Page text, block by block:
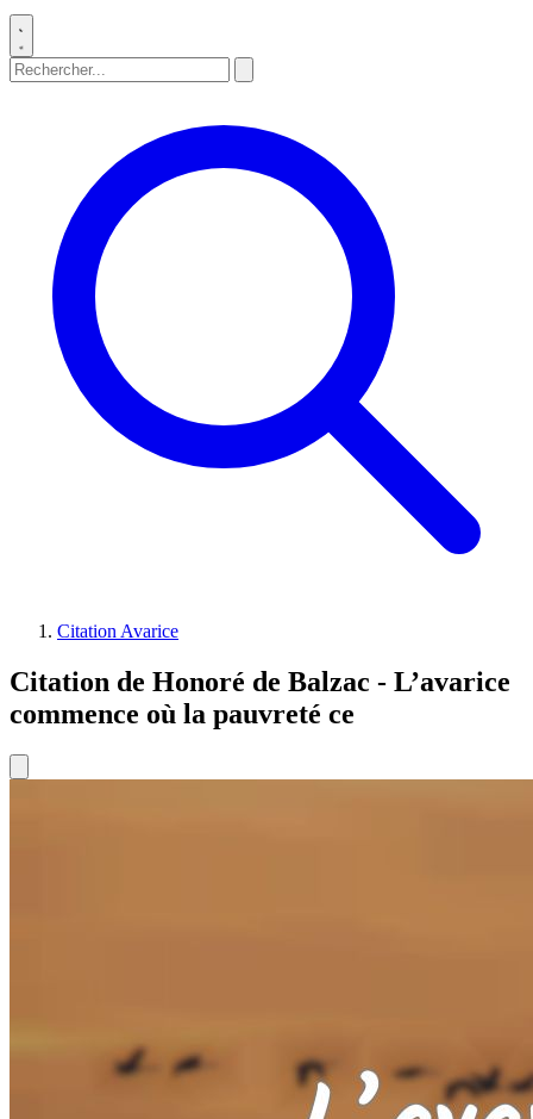
Citation Avarice
Citation de Honoré de Balzac - L’avarice
commence où la pauvreté ce